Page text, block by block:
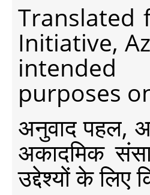
Translated
Initiative,
intended
purposes
अनुवाद पहल,
अकादमिक
उद्देश्यों के लिए